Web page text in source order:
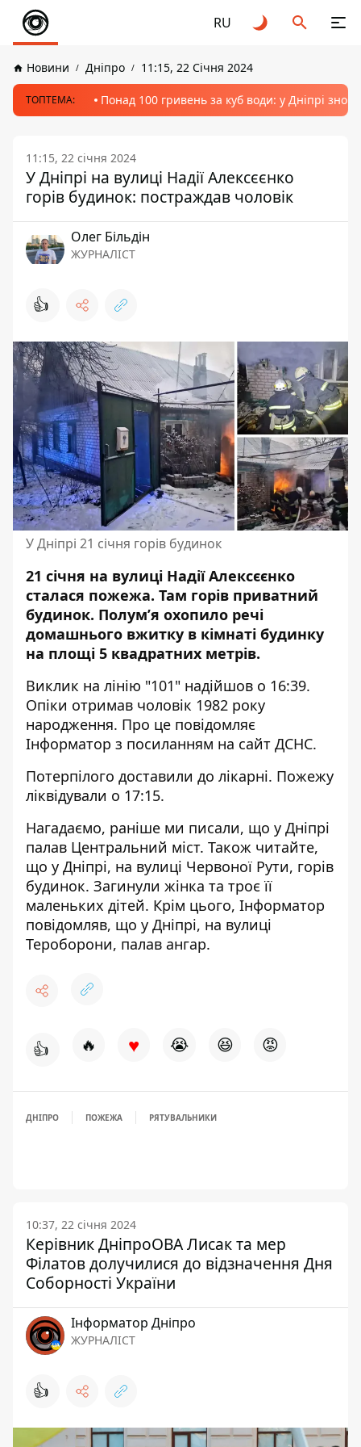
RU
Новини Дніпро 11:15, 22 Січня 2024
ТОПТЕМА: Понад 100 гривень за куб води: у Дніпрі
11:15, 22 січня 2024
У Дніпрі на вулиці Надії Алексєєнко
горів будинок: постраждав чоловік
Олег Більдін
ЖУРНАЛІСТ
👍
У Дніпрі 21 січня горів будинок
21 січня на вулиці Надії Алексєєнко
сталася пожежа. Там горів приватний
будинок. Полум’я охопило речі
домашнього вжитку в кімнаті будинку
на площі 5 квадратних метрів.
Виклик на лінію "101" надійшов о 16:39.
Опіки отримав чоловік 1982 року
народження. Про це повідомляє
Інформатор з посиланням на сайт ДСНС.
Потерпілого доставили до лікарні. Пожежу
ліквідували о 17:15.
Нагадаємо, раніше ми писали, що у Дніпрі
палав Центральний міст. Також читайте,
що у Дніпрі, на вулиці Червоної Рути, горів
будинок. Загинули жінка та троє її
маленьких дітей. Крім цього, Інформатор
повідомляв, що у Дніпрі, на вулиці
Тероборони, палав ангар.
👍 🔥 ♥ 😭 😆 😡
ДНІПРО ПОЖЕЖА РЯТУВАЛЬНИКИ
10:37, 22 січня 2024
Керівник ДніпроОВА Лисак та мер
Філатов долучилися до відзначення Дня
Соборності України
Інформатор Дніпро
ЖУРНАЛІСТ
👍